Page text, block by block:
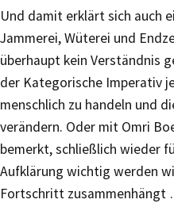
Und damit erklärt sich auch
Jammerei, Wüterei und
überhaupt kein Verständnis
der Kategorische Imperativ
menschlich zu handeln und
verändern. Oder mit Omri
bemerkt, schließlich wieder
Aufklärung wichtig werden
Fortschritt zusammenhängt